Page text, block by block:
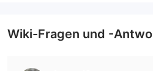
Wiki-Fragen und -